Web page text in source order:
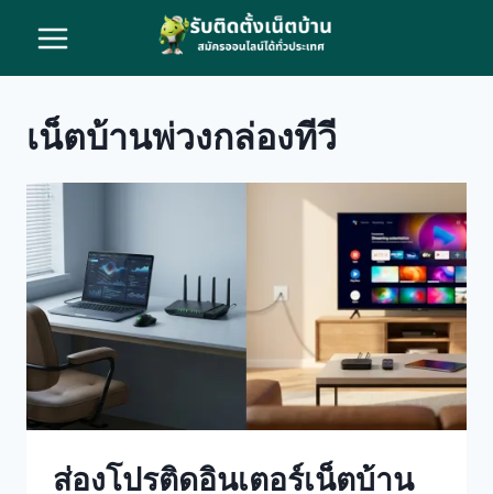
content
เน็ตบ้านพ่วงกล่องทีวี
ส่องโปรติดอินเตอร์เน็ตบ้าน